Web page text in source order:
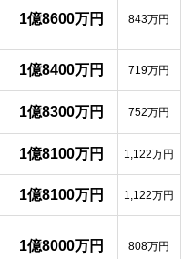
1億8600万円 843万円
1億8400万円 719万円
1億8300万円 752万円
1億8100万円 1,122万円
1億8100万円 1,122万円
1億8000万円 808万円